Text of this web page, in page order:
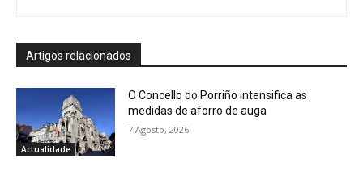
Artigos relacionados
Actualidade
O Concello do Porriño intensifica as
medidas de aforro de auga
7 Agosto, 2026